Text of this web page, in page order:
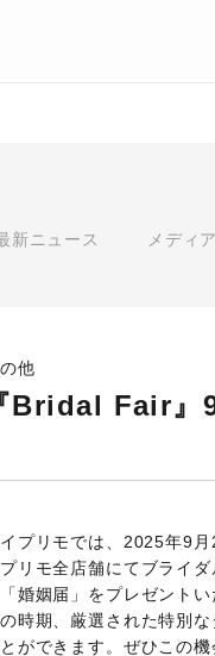
新ニュース メディ
他
Bridal Fair』
プリモでは、2025年9
リモ全店舗にてブライ
婚姻届」をプレゼントい
時期、厳選された特別
ができます。ぜひこの
婚約指輪
トプロポーズリング
婚約指輪のご購入と
プロポーズのご相談